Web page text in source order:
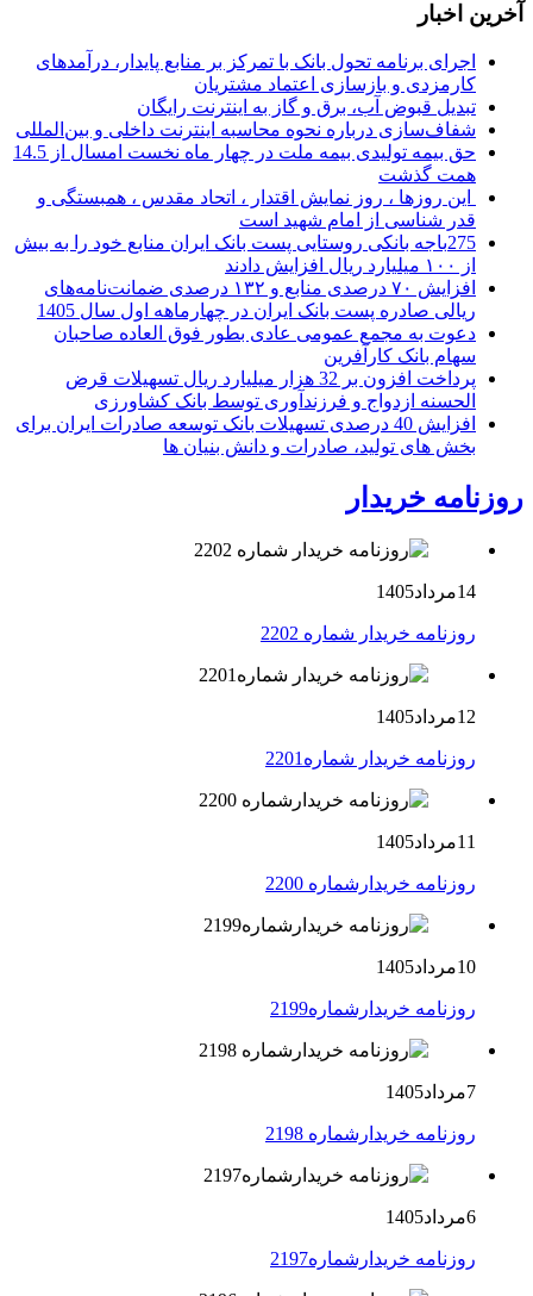
آخرین اخبار
اجرای برنامه تحول بانک با تمرکز بر منابع پایدار، درآمدهای
کارمزدی و بازسازی اعتماد مشتریان
تبدیل قبوض آب، برق و گاز به اینترنت رایگان
شفاف‌سازی درباره نحوه محاسبه اینترنت داخلی و بین‌المللی
حق بیمه تولیدی بیمه ملت در چهار ماه نخست امسال از 14.5
همت گذشت
این روزها ، روز نمایش اقتدار ، اتحاد مقدس ، همبستگی و
قدر شناسی از امام شهید است
275باجه بانکی روستایی پست بانک ایران منابع خود را به بیش
از ۱۰۰ میلیارد ریال افزایش دادند
افزایش ۷۰ درصدی منابع و ۱۳۲ درصدی ضمانت‌نامه‌های
ریالی صادره پست بانک ایران در چهارماهه اول سال 1405
دعوت به مجمع عمومی عادی بطور فوق العاده صاحبان
سهام بانک کارآفرین
پرداخت افزون بر 32 هزار میلیارد ریال تسهیلات قرض
الحسنه ازدواج و فرزندآوری توسط بانک کشاورزی
افزایش 40 درصدی تسهیلات بانک توسعه صادرات ایران برای
بخش های تولید، صادرات و دانش بنیان ها
روزنامه خریدار
14مرداد1405
روزنامه خریدار شماره 2202
12مرداد1405
روزنامه خریدار شماره2201
11مرداد1405
روزنامه خریدارشماره 2200
10مرداد1405
روزنامه خریدارشماره2199
7مرداد1405
روزنامه خریدارشماره 2198
6مرداد1405
روزنامه خریدارشماره2197